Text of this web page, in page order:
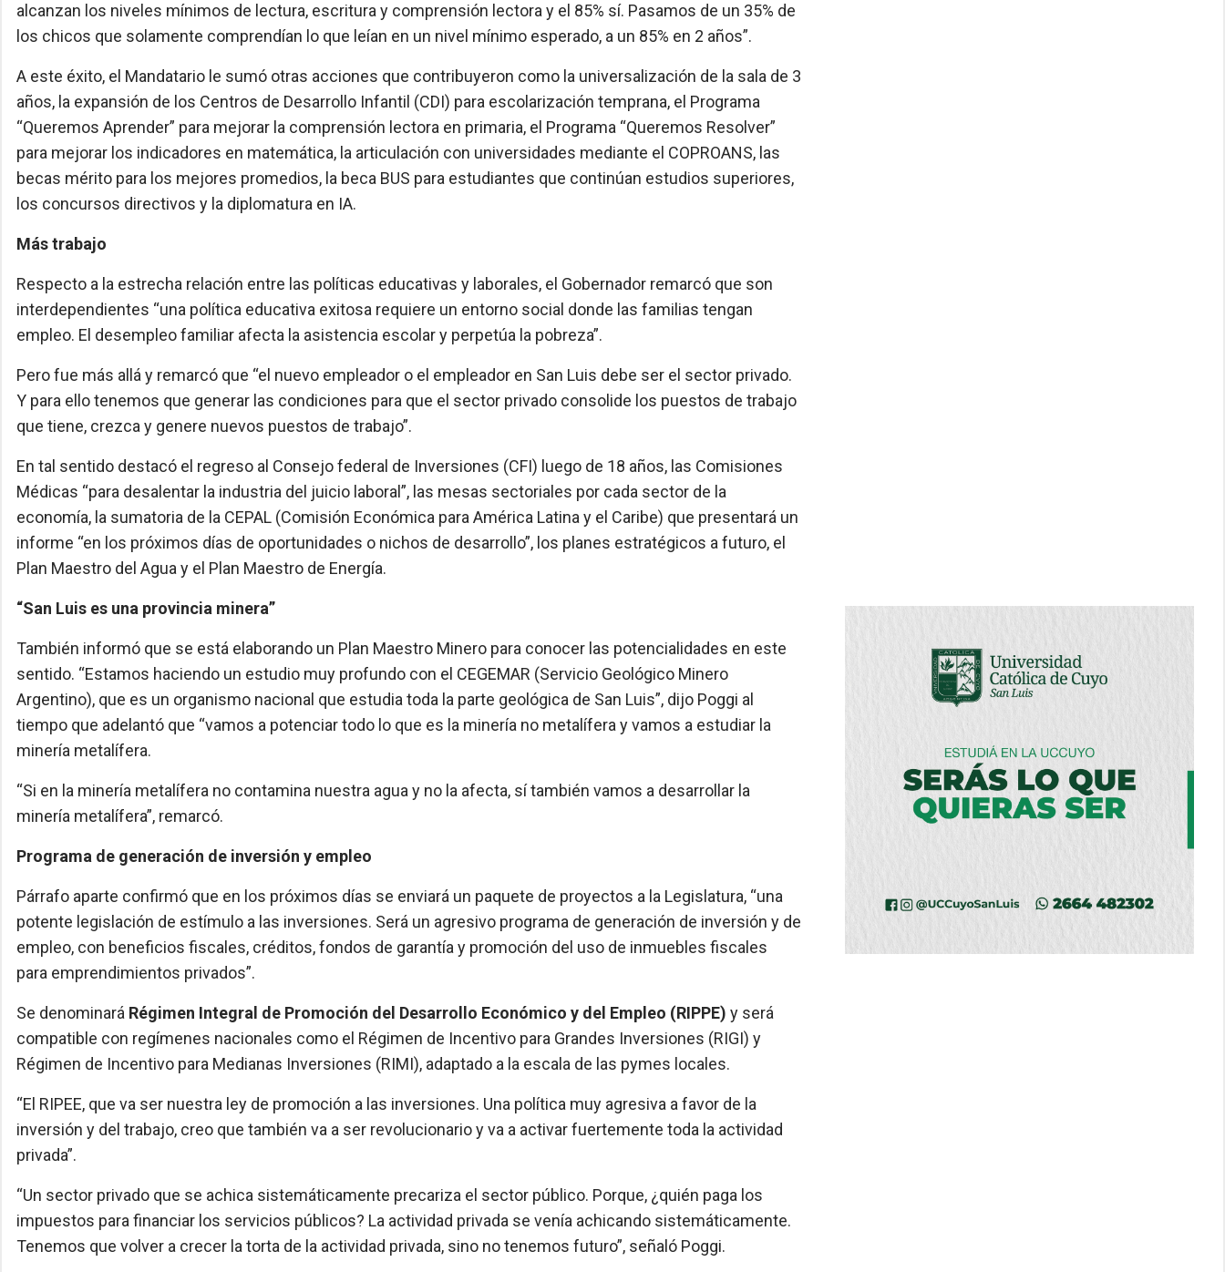
alcanzan los niveles mínimos de lectura, escritura y comprensión lectora y el 85% sí. Pasamos de un 35% de
los chicos que solamente comprendían lo que leían en un nivel mínimo esperado, a un 85% en 2 años”.
A este éxito, el Mandatario le sumó otras acciones que contribuyeron como la universalización de la sala de 3
años, la expansión de los Centros de Desarrollo Infantil (CDI) para escolarización temprana, el Programa
“Queremos Aprender” para mejorar la comprensión lectora en primaria, el Programa “Queremos Resolver”
para mejorar los indicadores en matemática, la articulación con universidades mediante el COPROANS, las
becas mérito para los mejores promedios, la beca BUS para estudiantes que continúan estudios superiores,
los concursos directivos y la diplomatura en IA.
Más trabajo
Respecto a la estrecha relación entre las políticas educativas y laborales, el Gobernador remarcó que son
interdependientes “una política educativa exitosa requiere un entorno social donde las familias tengan
empleo. El desempleo familiar afecta la asistencia escolar y perpetúa la pobreza”.
Pero fue más allá y remarcó que “el nuevo empleador o el empleador en San Luis debe ser el sector privado.
Y para ello tenemos que generar las condiciones para que el sector privado consolide los puestos de trabajo
que tiene, crezca y genere nuevos puestos de trabajo”.
En tal sentido destacó el regreso al Consejo federal de Inversiones (CFI) luego de 18 años, las Comisiones
Médicas “para desalentar la industria del juicio laboral”, las mesas sectoriales por cada sector de la
economía, la sumatoria de la CEPAL (Comisión Económica para América Latina y el Caribe) que presentará un
informe “en los próximos días de oportunidades o nichos de desarrollo”, los planes estratégicos a futuro, el
Plan Maestro del Agua y el Plan Maestro de Energía.
“San Luis es una provincia minera”
También informó que se está elaborando un Plan Maestro Minero para conocer las potencialidades en este
sentido. “Estamos haciendo un estudio muy profundo con el CEGEMAR (Servicio Geológico Minero
Argentino), que es un organismo nacional que estudia toda la parte geológica de San Luis”, dijo Poggi al
tiempo que adelantó que “vamos a potenciar todo lo que es la minería no metalífera y vamos a estudiar la
minería metalífera.
“Si en la minería metalífera no contamina nuestra agua y no la afecta, sí también vamos a desarrollar la
minería metalífera”, remarcó.
Programa de generación de inversión y empleo
Párrafo aparte confirmó que en los próximos días se enviará un paquete de proyectos a la Legislatura, “una
potente legislación de estímulo a las inversiones. Será un agresivo programa de generación de inversión y de
empleo, con beneficios fiscales, créditos, fondos de garantía y promoción del uso de inmuebles fiscales
para emprendimientos privados”.
Se denominará Régimen Integral de Promoción del Desarrollo Económico y del Empleo (RIPPE) y será
compatible con regímenes nacionales como el Régimen de Incentivo para Grandes Inversiones (RIGI) y
Régimen de Incentivo para Medianas Inversiones (RIMI), adaptado a la escala de las pymes locales.
“El RIPEE, que va ser nuestra ley de promoción a las inversiones. Una política muy agresiva a favor de la
inversión y del trabajo, creo que también va a ser revolucionario y va a activar fuertemente toda la actividad
privada”.
“Un sector privado que se achica sistemáticamente precariza el sector público. Porque, ¿quién paga los
impuestos para financiar los servicios públicos? La actividad privada se venía achicando sistemáticamente.
Tenemos que volver a crecer la torta de la actividad privada, sino no tenemos futuro”, señaló Poggi.